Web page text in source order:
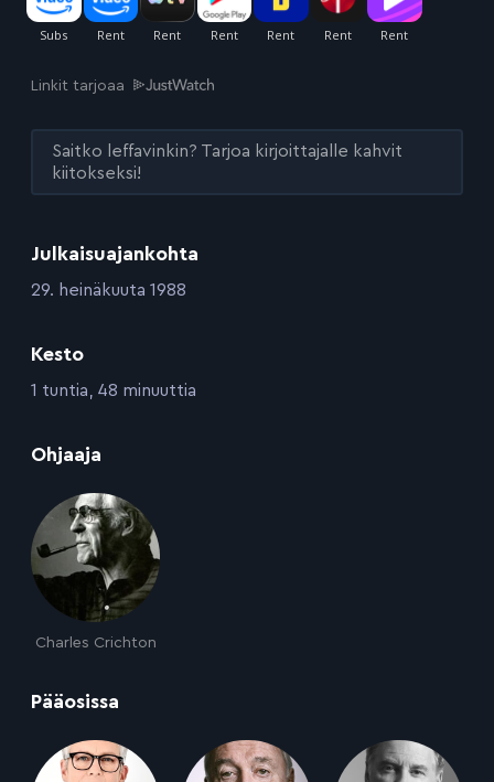
Julkaisuajankohta
:29. heinäkuuta 1988
Kesto
:1 tuntia, 48 minuuttia
Ohjaaja
Charles Crichton
Pääosissa
Linkit tarjoaa
Saitko leffavinkin? Tarjoa kirjoittajalle kahvit
kiitokseksi!